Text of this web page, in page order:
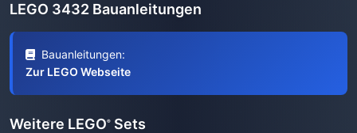
LEGO 3432 Bauanleitungen
Bauanleitungen:
Zur LEGO Webseite
Weitere LEGO® Sets